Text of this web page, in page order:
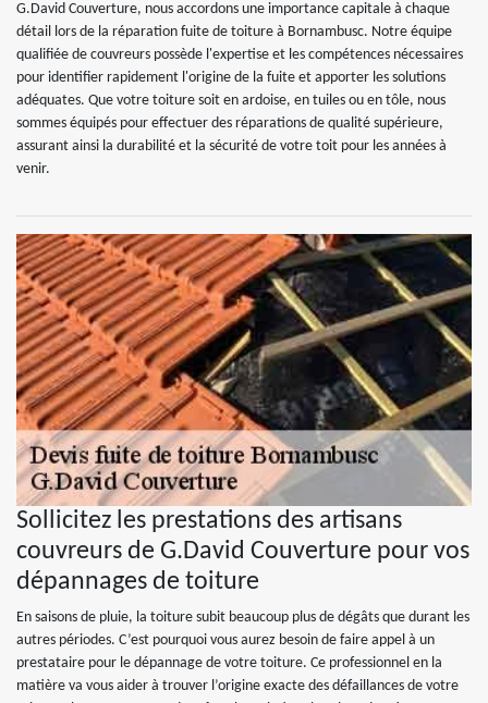
G.David Couverture, nous accordons une importance capitale à chaque
détail lors de la réparation fuite de toiture à Bornambusc. Notre équipe
qualifiée de couvreurs possède l'expertise et les compétences nécessaires
pour identifier rapidement l'origine de la fuite et apporter les solutions
adéquates. Que votre toiture soit en ardoise, en tuiles ou en tôle, nous
sommes équipés pour effectuer des réparations de qualité supérieure,
assurant ainsi la durabilité et la sécurité de votre toit pour les années à
venir.
Sollicitez les prestations des artisans
couvreurs de G.David Couverture pour vos
dépannages de toiture
En saisons de pluie, la toiture subit beaucoup plus de dégâts que durant les
autres périodes. C’est pourquoi vous aurez besoin de faire appel à un
prestataire pour le dépannage de votre toiture. Ce professionnel en la
matière va vous aider à trouver l’origine exacte des défaillances de votre